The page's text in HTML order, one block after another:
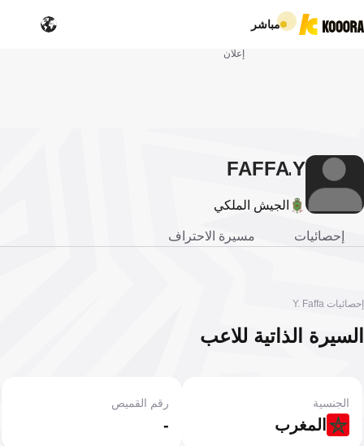
مباشر
إعلان
Y.
FAFFA
الجيش الملكي
إحصائيات مسيرة الاحتراف
إحصائيات Y. Faffa
السيرة الذاتية للاعب
المغرب
الجنسية
-
رقم القميص